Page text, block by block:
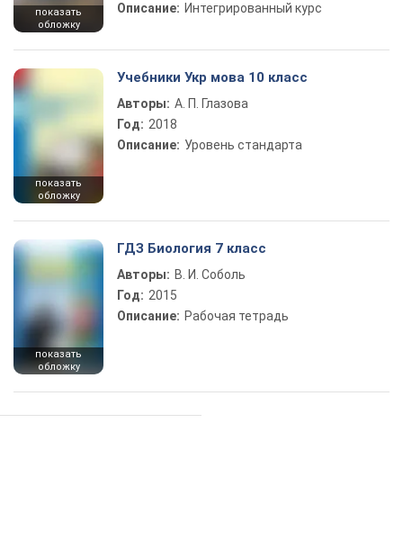
показать
обложку
Описание: Интегрированный курс
показать
обложку
Учебники Укр мова 10 класс
Авторы: А. П. Глазова
Год: 2018
Описание: Уровень стандарта
показать
обложку
ГДЗ Биология 7 класс
Авторы: В. И. Соболь
Год: 2015
Описание: Рабочая тетрадь